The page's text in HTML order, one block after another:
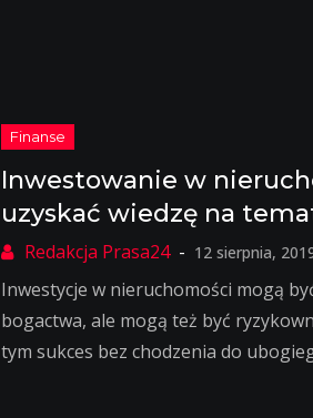
Inwestowanie w
uzyskać wiedzę na
12 sierpnia,
Inwestycje w nieruchomości mogą
bogactwa, ale mogą też być
tym sukces bez chodzenia do